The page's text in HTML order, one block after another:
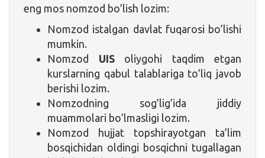
eng mos nomzod bo’lish lozim:
Nomzod istalgan davlat fuqarosi bo’lishi
mumkin.
Nomzod UIS oliygohi taqdim etgan
kurslarning qabul talablariga to’liq javob
berishi lozim.
Nomzodning sog’lig’ida jiddiy
muammolari bo’lmasligi lozim.
Nomzod hujjat topshirayotgan ta’lim
bosqichidan oldingi bosqichni tugallagan